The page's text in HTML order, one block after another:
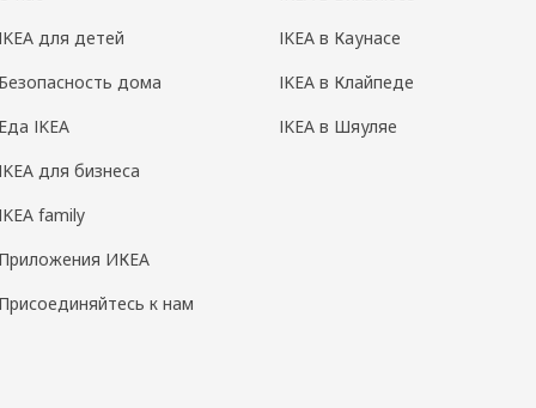
для детей
дома
IKEA
для бизнеса
family
ИКЕА
к нам
IKEA в Каунасе
IKEA в Клайпеде
IKEA в Шяуляе